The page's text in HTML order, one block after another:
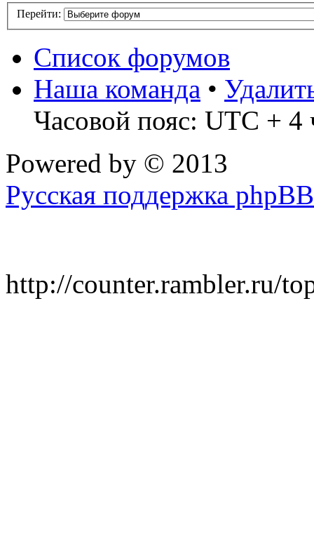
Перейти:
Список форумов
Наша команда •
Часовой пояс: UTC + 4
Powered by © 2013
Русская поддержка phpBB
http://counter.rambler.ru/